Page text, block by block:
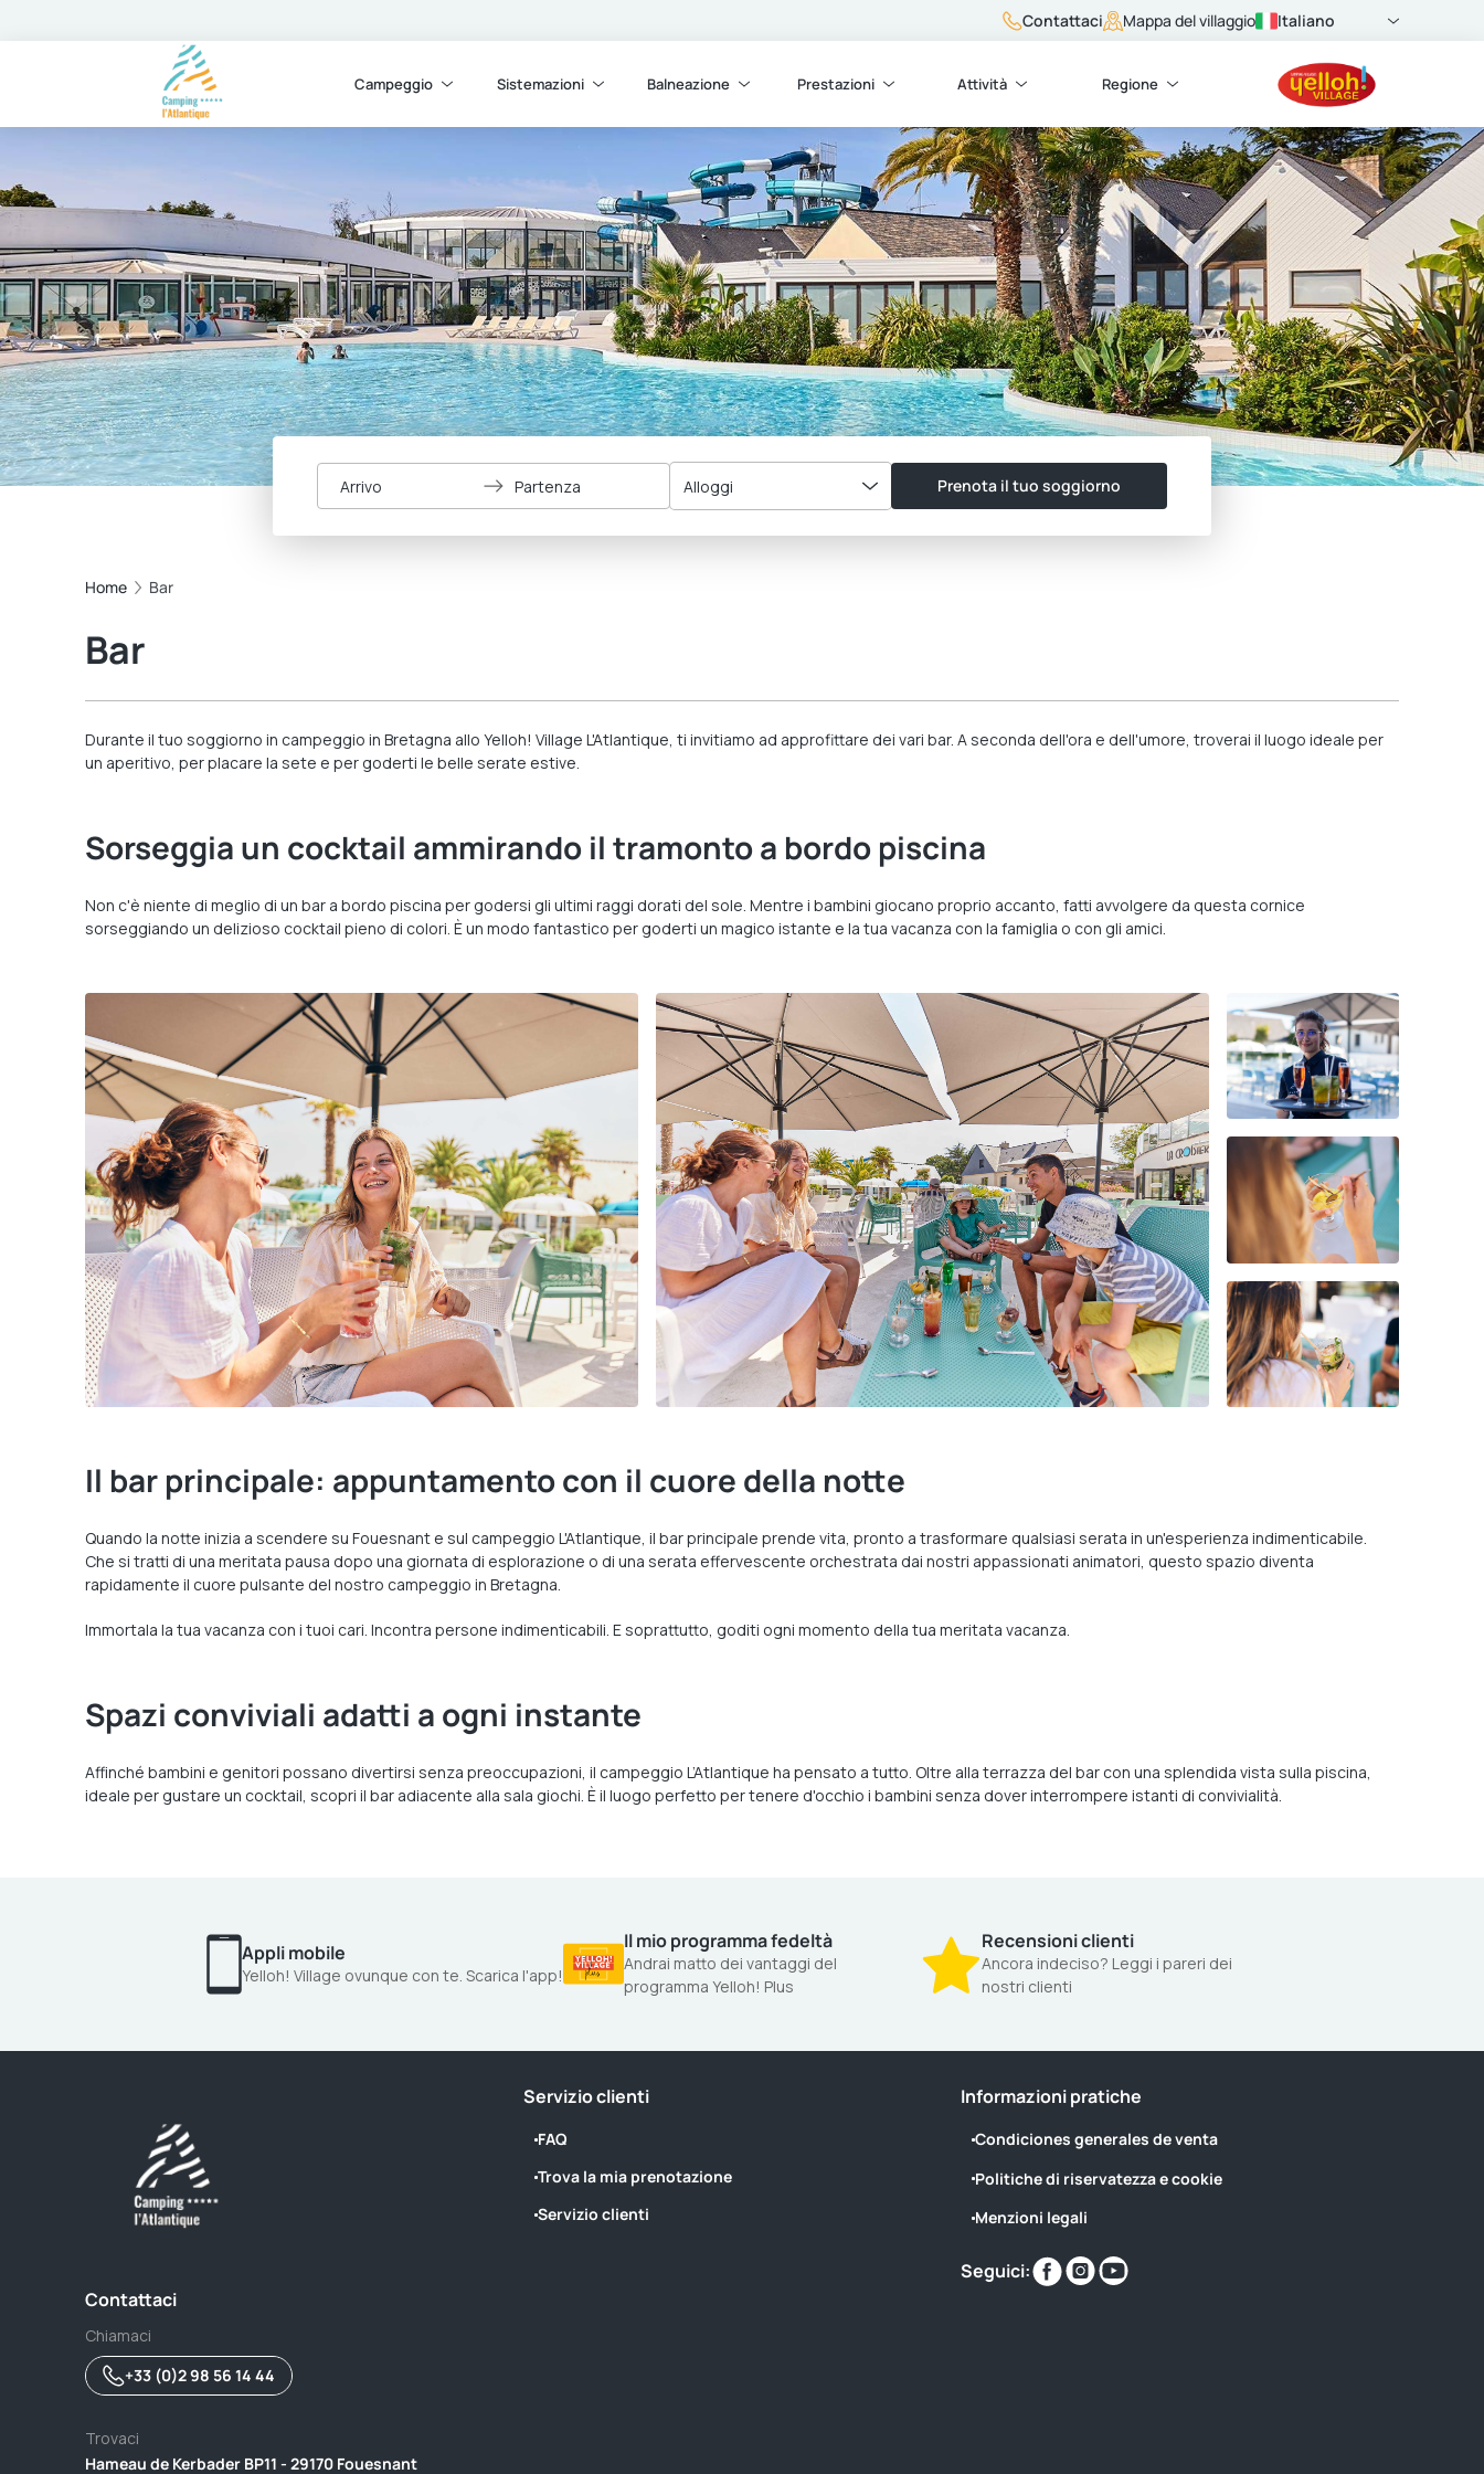
Contattaci Mappa del villaggio Italiano
Campeggio Sistemazioni Balneazione Prestazioni Attività Regione
Arrivo Partenza Alloggi Prenota il tuo soggiorno
Home Bar
Bar
Durante il tuo soggiorno in campeggio in Bretagna allo Yelloh! Village L'Atlantique, ti invitiamo ad approfittare dei vari bar. A seconda dell'ora e dell'umore, troverai il luogo ideale per
un aperitivo, per placare la sete e per goderti le belle serate estive.
Sorseggia un cocktail ammirando il tramonto a bordo piscina
Non c'è niente di meglio di un bar a bordo piscina per godersi gli ultimi raggi dorati del sole. Mentre i bambini giocano proprio accanto, fatti avvolgere da questa cornice
sorseggiando un delizioso cocktail pieno di colori. È un modo fantastico per goderti un magico istante e la tua vacanza con la famiglia o con gli amici.
Il bar principale: appuntamento con il cuore della notte
Quando la notte inizia a scendere su Fouesnant e sul campeggio L'Atlantique, il bar principale prende vita, pronto a trasformare qualsiasi serata in un'esperienza indimenticabile.
Che si tratti di una meritata pausa dopo una giornata di esplorazione o di una serata effervescente orchestrata dai nostri appassionati animatori, questo spazio diventa
rapidamente il cuore pulsante del nostro campeggio in Bretagna.
Immortala la tua vacanza con i tuoi cari. Incontra persone indimenticabili. E soprattutto, goditi ogni momento della tua meritata vacanza.
Spazi conviviali adatti a ogni instante
Affinché bambini e genitori possano divertirsi senza preoccupazioni, il campeggio L’Atlantique ha pensato a tutto. Oltre alla terrazza del bar con una splendida vista sulla piscina,
ideale per gustare un cocktail, scopri il bar adiacente alla sala giochi. È il luogo perfetto per tenere d'occhio i bambini senza dover interrompere istanti di convivialità.
Appli mobile
Yelloh! Village ovunque con te. Scarica l'app!
Il mio programma fedeltà
Andrai matto dei vantaggi del
programma Yelloh! Plus
Recensioni clienti
Ancora indeciso? Leggi i pareri dei
nostri clienti
Contattaci
Chiamaci
+33 (0)2 98 56 14 44
Trovaci
Hameau de Kerbader BP11 - 29170 Fouesnant
Servizio clienti
FAQ
Trova la mia prenotazione
Servizio clienti
Informazioni pratiche
Condiciones generales de venta
Politiche di riservatezza e cookie
Menzioni legali
Seguici:
Trovaci
su
Trovaci
su